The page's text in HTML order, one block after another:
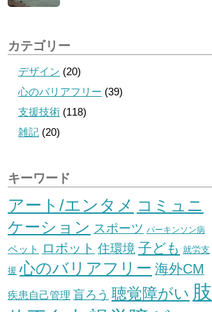
カテゴリー
デザイン (20)
心のバリアフリー (39)
支援技術 (118)
雑記 (20)
キーワード
アート/エンタメ コミュニ
ケーション スポーツ パーキンソン病
ペット ロボット 住環境 子ども 就労支
援 心のバリアフリー 海外CM
疾患自己管理 盲ろう 聴覚障がい 肢